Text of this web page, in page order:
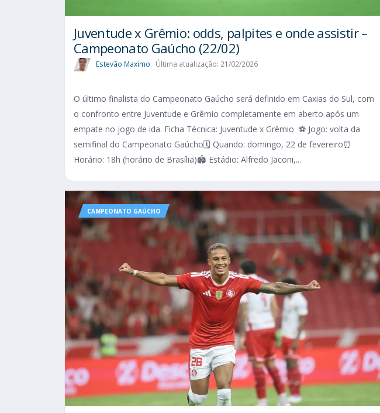
Juventude x Grêmio: odds, palpites e onde assistir –
Campeonato Gaúcho (22/02)
Estevão Maximo Última atualização: 21/02/2026
O último finalista do Campeonato Gaúcho será definido em Caxias do Sul, com
o confronto entre Juventude e Grêmio completamente em aberto após um
empate no jogo de ida. Ficha Técnica: Juventude x Grêmio ⚽ Jogo: volta da
semifinal do Campeonato Gaúcho🗓️ Quando: domingo, 22 de fevereiro⏰
Horário: 18h (horário de Brasília)🏟️ Estádio: Alfredo Jaconi,...
CAMPEONATO GAÚCHO